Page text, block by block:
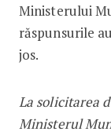
Ministerului
răspunsurile
jos.
La solicitarea
Ministerul